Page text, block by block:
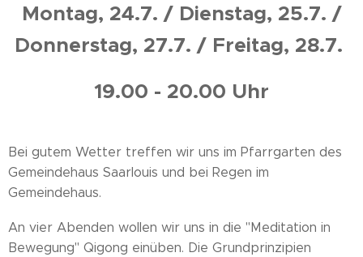
Montag, 24.7. / Dienstag, 25.7. /
Donnerstag, 27.7. / Freitag, 28.7.
19.00 - 20.00 Uhr
Bei gutem Wetter treffen wir uns im Pfarrgarten des
Gemeindehaus Saarlouis und bei Regen im
Gemeindehaus.
An vier Abenden wollen wir uns in die "Meditation in
Bewegung" Qigong einüben. Die Grundprinzipien